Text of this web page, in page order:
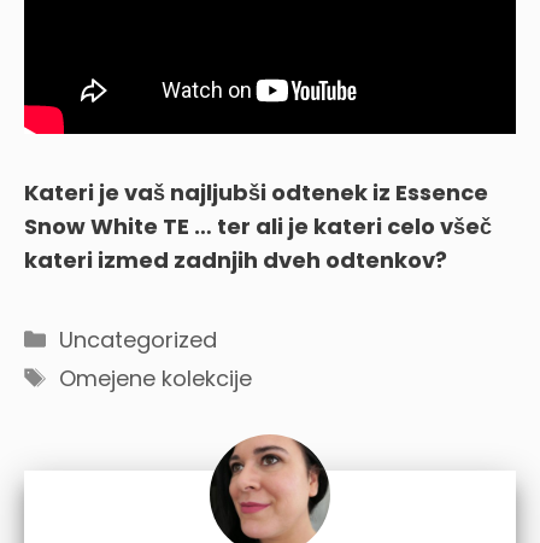
Kateri je vaš najljubši odtenek iz Essence
Snow White TE … ter ali je kateri celo všeč
kateri izmed zadnjih dveh odtenkov?
Categories
Uncategorized
Tags
Omejene kolekcije